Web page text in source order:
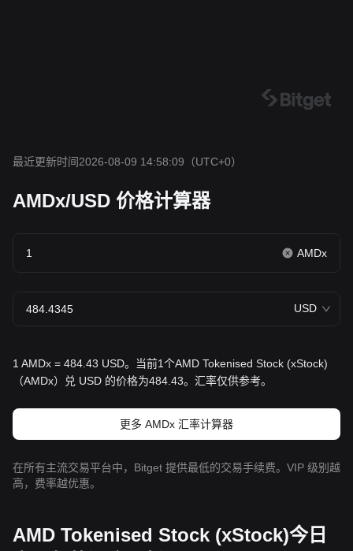
最近更新时间2026-08-09 14:58:09 （UTC+0）
AMDx/USD 价格计算器
AMDx
USD
1 AMDx = 484.43 USD。当前1个AMD Tokenised Stock (xStock)
（AMDx）兑 USD 的价格为484.43。汇率仅供参考。
更多 AMDx 汇率计算器
在所有主流交易平台中，Bitget 提供最低的交易手续费。VIP 级别越
高，费率越优惠。
AMD Tokenised Stock (xStock)今日